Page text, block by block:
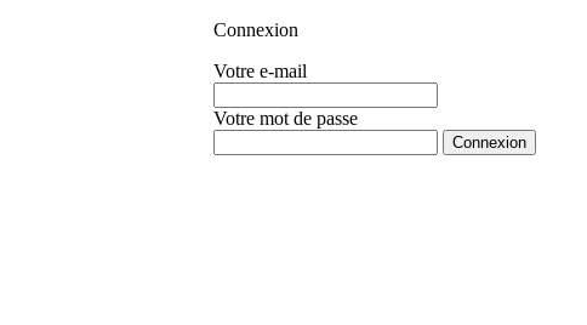
Connexion
Votre e-mail
Votre mot de passe